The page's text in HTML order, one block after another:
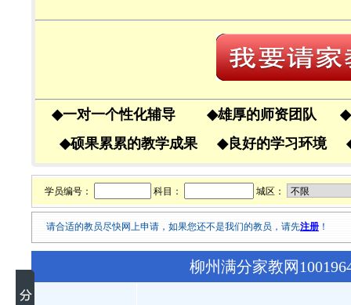
◆一对一个性化辅导 ◆雄厚的师资团队 ◆
◆硕果累累的教学成果 ◆良好的学习环境
学员编号： 科目： 城区：
请合适的教员尽快网上申请，如果您还不是我们的教员，请先注册 ！
柳州满分家教网